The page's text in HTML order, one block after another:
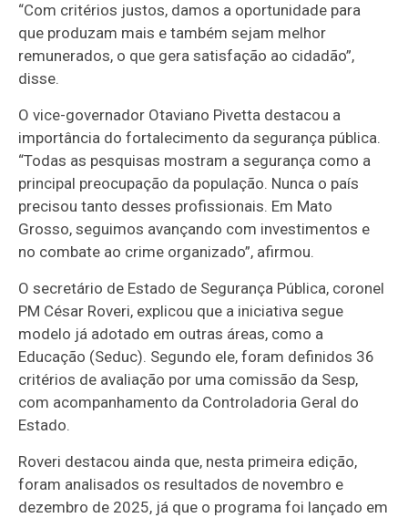
“Com critérios justos, damos a oportunidade para
que produzam mais e também sejam melhor
remunerados, o que gera satisfação ao cidadão”,
disse.
O vice-governador Otaviano Pivetta destacou a
importância do fortalecimento da segurança pública.
“Todas as pesquisas mostram a segurança como a
principal preocupação da população. Nunca o país
precisou tanto desses profissionais. Em Mato
Grosso, seguimos avançando com investimentos e
no combate ao crime organizado”, afirmou.
O secretário de Estado de Segurança Pública, coronel
PM César Roveri, explicou que a iniciativa segue
modelo já adotado em outras áreas, como a
Educação (Seduc). Segundo ele, foram definidos 36
critérios de avaliação por uma comissão da Sesp,
com acompanhamento da Controladoria Geral do
Estado.
Roveri destacou ainda que, nesta primeira edição,
foram analisados os resultados de novembro e
dezembro de 2025, já que o programa foi lançado em